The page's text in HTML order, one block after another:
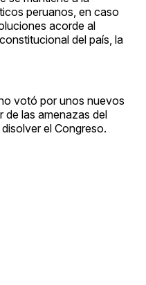
peruanos, en caso
acorde al
del país, la
votó por unos nuevos
de las amenazas del
el Congreso.